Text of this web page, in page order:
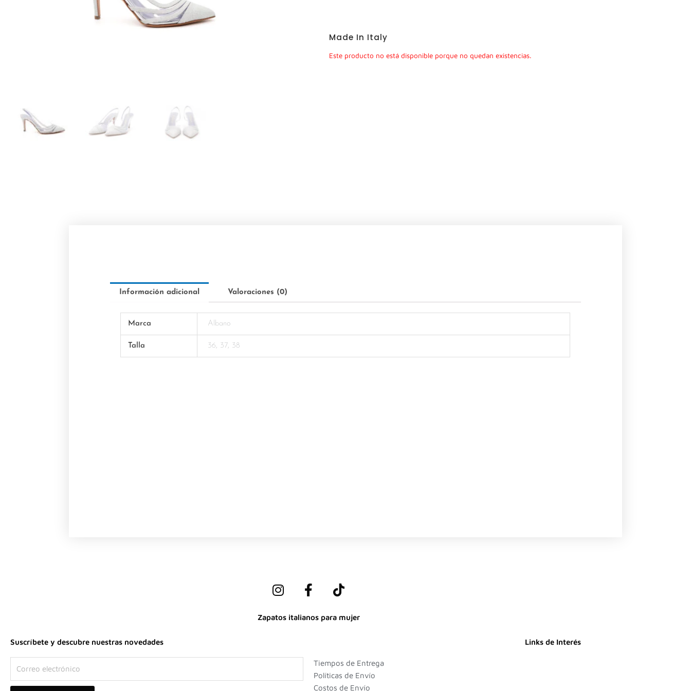
Made In Italy
Este producto no está disponible porque no quedan existencias.
Información adicional Valoraciones (0)
Marca Albano
Talla 36, 37, 38
I
n
t
r
m
F
a
e
o
k
-
T
i
t
Zapatos italianos para mujer
Suscríbete y descubre nuestras novedades Links de Interés
Tiempos de Entrega
Políticas de Envío
Costos de Envío